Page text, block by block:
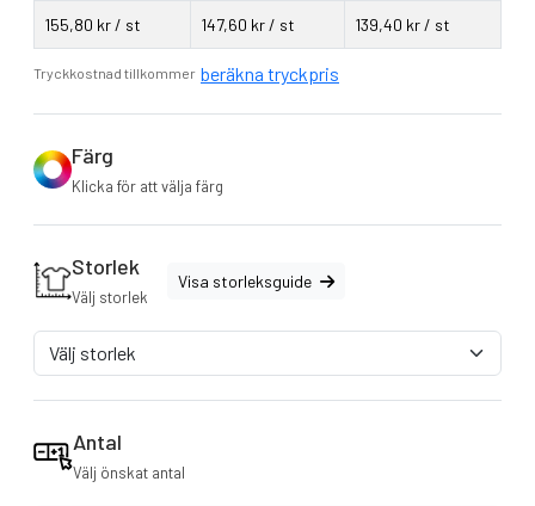
funktion
Vattenavvisande + Vindtät
Regn och vindjackor
Sidfickor med dragkedja
Storleksguide
S, M, L, XL, XXL
155,80 kr / st 147,60 kr / st 139,40 kr / st
Tryckkostnad tillkommer beräkna tryckpris
Färg
Klicka för att välja färg
Storlek
Välj storlek
Visa storleksguide
Antal
Välj önskat antal